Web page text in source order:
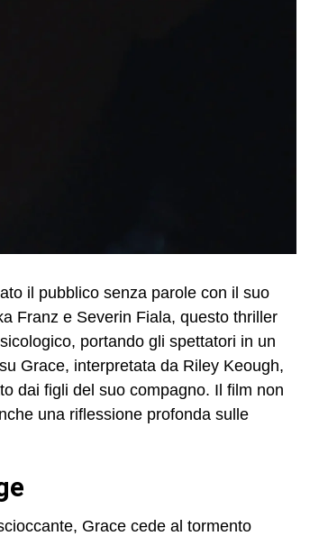
il pubblico senza parole con il suo
Franz e Severin Fiala, questo thriller
portando gli spettatori in un
Grace, interpretata da Riley Keough,
dai figli del suo compagno. Il film non
una riflessione profonda sulle
Grace cede al tormento